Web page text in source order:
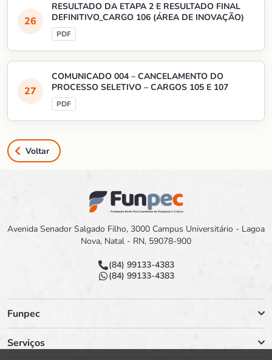
RESULTADO DA ETAPA 2 E RESULTADO FINAL
DEFINITIVO_CARGO 106 (ÁREA DE INOVAÇÃO)
COMUNICADO 004 – CANCELAMENTO DO
PROCESSO SELETIVO – CARGOS 105 E 107
Voltar
Avenida Senador Salgado Filho, 3000 Campus Universitário - Lagoa
Nova, Natal - RN, 59078-900
(84) 99133-4383
(84) 99133-4383
Funpec
Serviços